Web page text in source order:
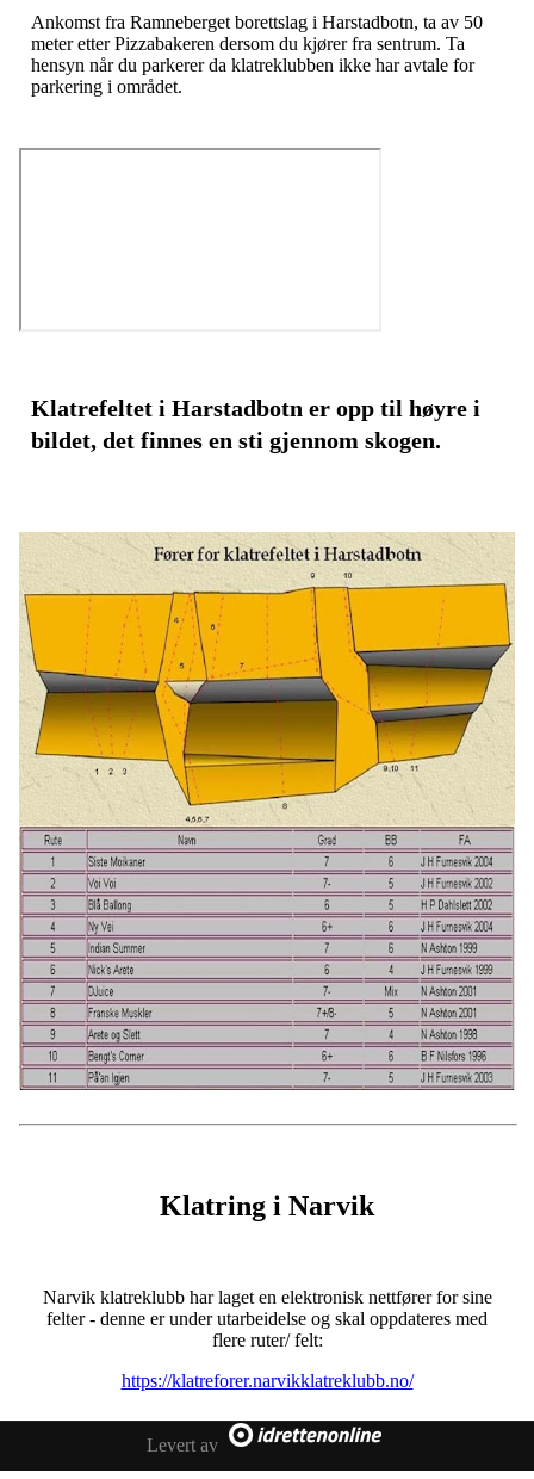
Ankomst fra Ramneberget borettslag i Harstadbotn, ta av 50
meter etter Pizzabakeren dersom du kjører fra sentrum. Ta
hensyn når du parkerer da klatreklubben ikke har avtale for
parkering i området.
Klatrefeltet i Harstadbotn er opp til høyre i
bildet, det finnes en sti gjennom skogen.
Klatring i Narvik
Narvik klatreklubb har laget en elektronisk nettfører for sine
felter - denne er under utarbeidelse og skal oppdateres med
flere ruter/ felt:
https://klatreforer.narvikklatreklubb.no/
Levert av